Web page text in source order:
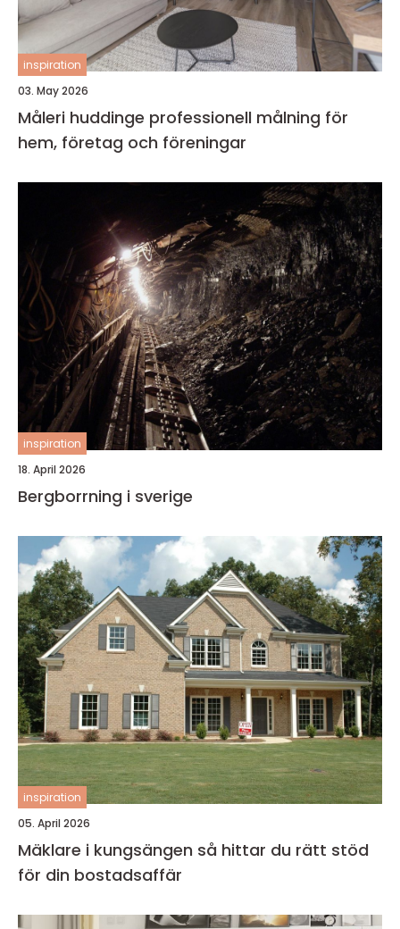
inspiration
03. May 2026
Måleri huddinge professionell målning för
hem, företag och föreningar
inspiration
18. April 2026
Bergborrning i sverige
inspiration
05. April 2026
Mäklare i kungsängen så hittar du rätt stöd
för din bostadsaffär